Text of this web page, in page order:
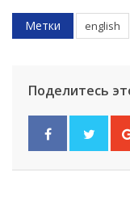
Метки english
Поделитесь